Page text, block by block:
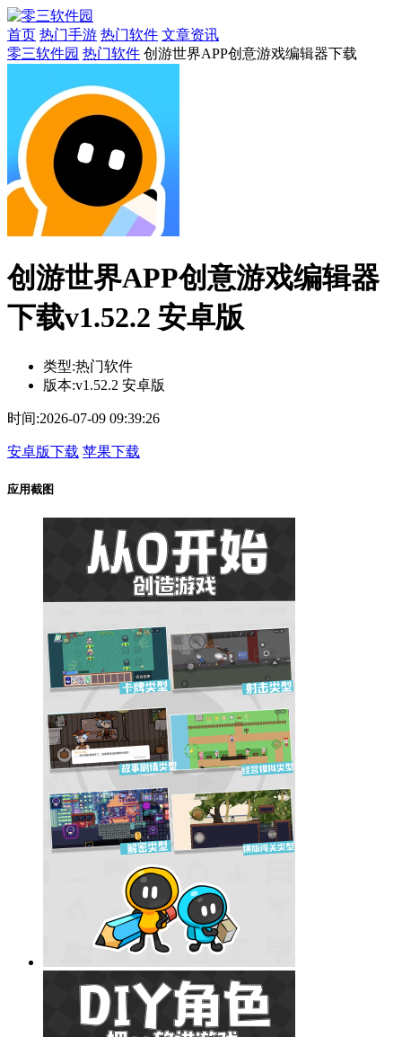
首页 热门手游 热门软件 文章资讯
零三软件园 热门软件 创游世界APP创意游戏编辑器下载
创游世界APP创意游戏编辑器
下载v1.52.2 安卓版
类型:热门软件
版本:v1.52.2 安卓版
时间:2026-07-09 09:39:26
安卓版下载 苹果下载
应用截图